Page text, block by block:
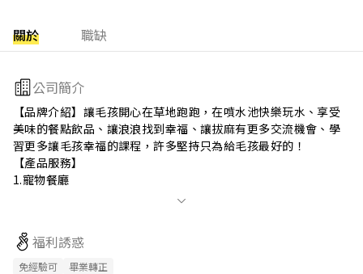
關於 職缺
公司簡介
【品牌介紹】讓毛孩開心在草地跑跑，在噴水池快樂玩水、享受
美味的餐點飲品、讓浪浪找到幸福、讓拔麻有更多交流機會、學
習更多讓毛孩幸福的課程，許多堅持只為給毛孩最好的！
【產品服務】
1.寵物餐廳
家！
2.寵物用品
福利誘惑
免經驗可 畢業轉正